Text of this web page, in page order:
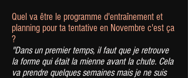
Quel va être le programme d'entraînement et
planning pour ta tentative en Novembre c'est ça
?
"Dans un premier temps, il faut que je retrouve
la forme qui était la mienne avant la chute. Cela
va prendre quelques semaines mais je ne suis